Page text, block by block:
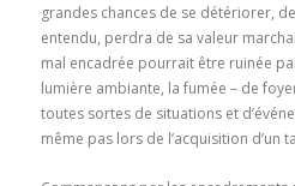
grandes chances de se détériorer,
entendu, perdra de sa valeur
mal encadrée pourrait être ruinée
lumière ambiante, la fumée – de
toutes sortes de situations et
même pas lors de l’acquisition d’un